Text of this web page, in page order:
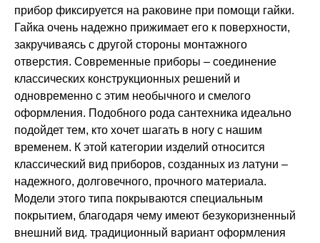
прибор фиксируется на раковине при помощи гайки.
Гайка очень надежно прижимает его к поверхности,
закручиваясь с другой стороны монтажного
отверстия. Современные приборы – соединение
классических конструкционных решений и
одновременно с этим необычного и смелого
оформления. Подобного рода сантехника идеально
подойдет тем, кто хочет шагать в ногу с нашим
временем. К этой категории изделий относится
классический вид приборов, созданных из латуни –
надежного, долговечного, прочного материала.
Модели этого типа покрываются специальным
покрытием, благодаря чему имеют безукоризненный
внешний вид. традиционный вариант оформления